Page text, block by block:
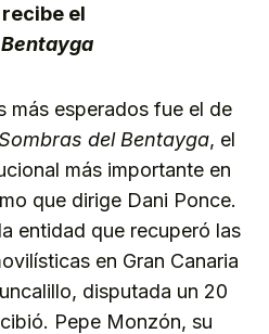
el
más esperados fue el de
del Bentayga, el
más importante en
que dirige Dani Ponce.
entidad que recuperó las
en Gran Canaria
disputada un 20
Pepe Monzón, su